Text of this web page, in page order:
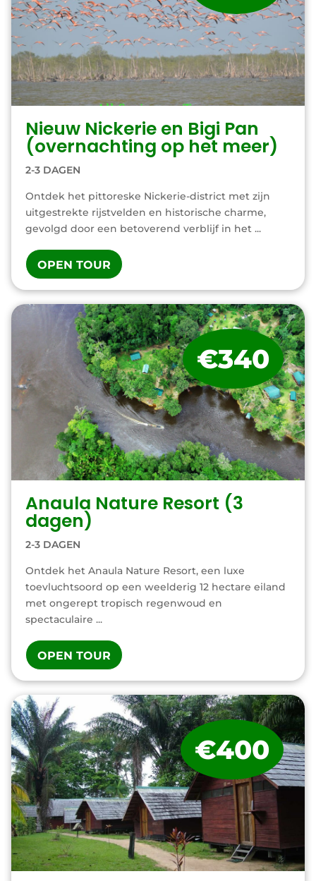
Nieuw Nickerie en Bigi Pan
(overnachting op het meer)
2-3 DAGEN
Ontdek het pittoreske Nickerie-district met zijn
uitgestrekte rijstvelden en historische charme,
gevolgd door een betoverend verblijf in het ...
OPEN TOUR
Anaula Nature Resort (3
dagen)
2-3 DAGEN
Ontdek het Anaula Nature Resort, een luxe
toevluchtsoord op een weelderig 12 hectare eiland
met ongerept tropisch regenwoud en
spectaculaire ...
OPEN TOUR
€340
€400